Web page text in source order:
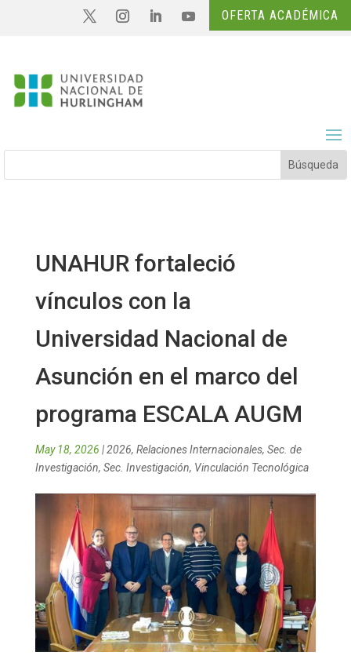
OFERTA ACADÉMICA
UNAHUR fortaleció
vínculos con la
Universidad Nacional de
Asunción en el marco del
programa ESCALA AUGM
May 18, 2026 |2026, Relaciones Internacionales, Sec. de
Investigación, Sec. Investigación, Vinculación Tecnológica